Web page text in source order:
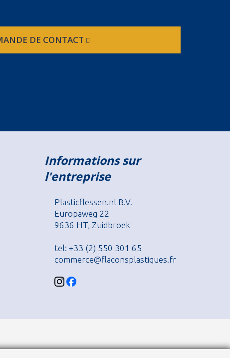
DE CONTACT
Informations sur
l'entreprise
Plasticflessen.nl B.V.
Europaweg 22
9636 HT, Zuidbroek
tel: +33 (2) 550 301 65
commerce@flaconsplastiques.fr